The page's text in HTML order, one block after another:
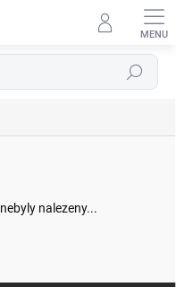
Hledat
nebyly nalezeny...